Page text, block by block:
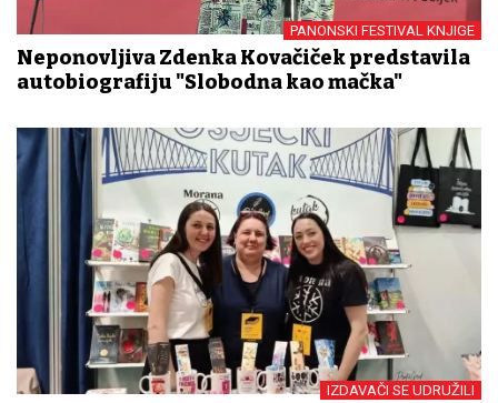
PANONSKI FESTIVAL KNJIGE
Neponovljiva Zdenka Kovačiček predstavila
autobiografiju "Slobodna kao mačka"
IZDAVAČI SE UDRUŽILI